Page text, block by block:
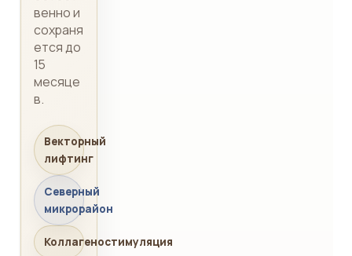
венно и
сохраня
ется до
15
месяце
в.
Векторный
лифтинг
Северный
микрорайон
Коллагеностимуляция